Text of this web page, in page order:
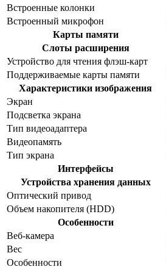
Встроенные колонки
Встроенный микрофон
Карты памяти
Слоты расширения
Устройство для чтения флэш-карт
Поддерживаемые карты памяти
Характеристики изображения
Экран
Подсветка экрана
Тип видеоадаптера
Видеопамять
Тип экрана
Интерфейсы
Устройства хранения данных
Оптический привод
Объем накопителя (HDD)
Особенности
Веб-камера
Вес
Особенности